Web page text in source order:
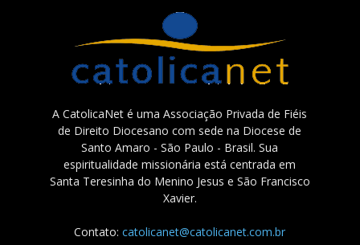
A CatolicaNet é uma Associação Privada de Fiéis
de Direito Diocesano com sede na Diocese de
Santo Amaro - São Paulo - Brasil. Sua
espiritualidade missionária está centrada em
Santa Teresinha do Menino Jesus e São Francisco
Xavier.
Contato:catolicanet@catolicanet.com.br